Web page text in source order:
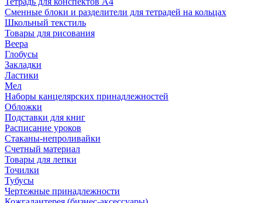
Сменные блоки и разделители для тетрадей на кольцах
Школьный текстиль
Товары для рисования
Веера
Глобусы
Закладки
Ластики
Мел
Наборы канцелярских принадлежностей
Обложки
Подставки для книг
Расписание уроков
Стаканы-непроливайки
Счетный материал
Товары для лепки
Точилки
Тубусы
Чертежные принадлежности